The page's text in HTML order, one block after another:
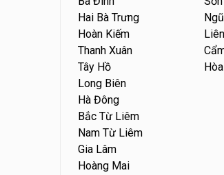
Hai Bà Trưng
Hoàn Kiếm
Thanh Xuân
Tây Hồ
Long Biên
Hà Đông
Bắc Từ Liêm
Nam Từ Liêm
Gia Lâm
Hoàng Mai